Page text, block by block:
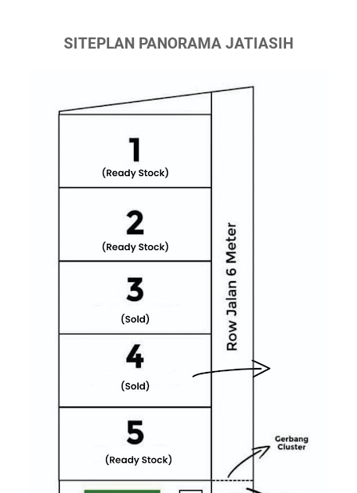
SITEPLAN PANORAMA JATIASIH